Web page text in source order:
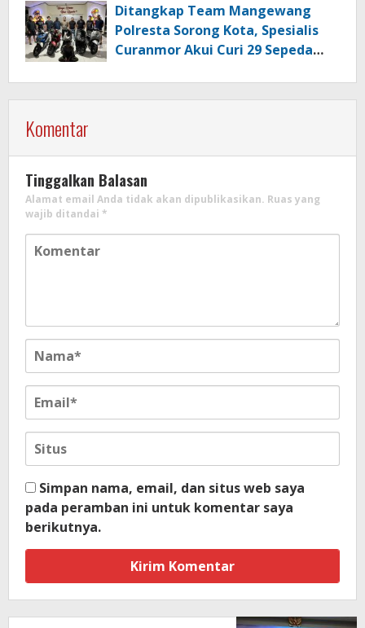
Ditangkap Team Mangewang
Polresta Sorong Kota, Spesialis
Curanmor Akui Curi 29 Sepeda
Komentar
Tinggalkan Balasan
Alamat email Anda tidak akan dipublikasikan. Ruas yang
wajib ditandai *
Simpan nama, email, dan situs web saya
pada peramban ini untuk komentar saya
berikutnya.